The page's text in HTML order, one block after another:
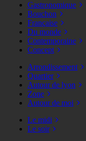
Gastronomique
Bouchon
Française
Du monde
Contemporaine
Concept
Arrondissement
Quartier
Autour de lyon
Zone
Autour de moi
Le midi
Le soir